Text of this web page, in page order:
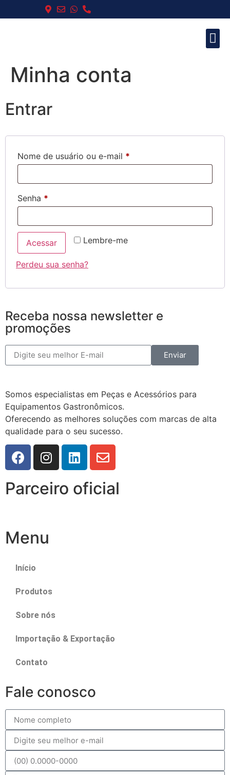
Minha conta
Entrar
Nome de usuário ou e-mail *
Senha *
Lembre-me
Acessar
Perdeu sua senha?
Receba nossa newsletter e
promoções
Enviar
Somos especialistas em Peças e Acessórios para
Equipamentos Gastronômicos.
Oferecendo as melhores soluções com marcas de alta
qualidade para o seu sucesso.
Parceiro oficial
Menu
Início
Produtos
Sobre nós
Importação & Exportação
Contato
Fale conosco